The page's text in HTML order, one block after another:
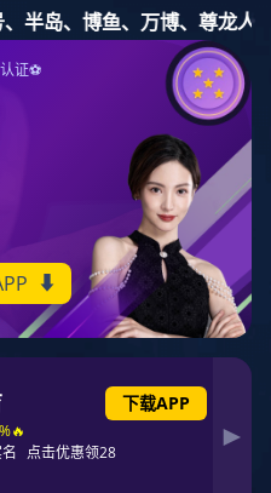
电子科技有限公司
企业日记
产品中心
豪门国际
际
明节放假通知
04-03 浏览次